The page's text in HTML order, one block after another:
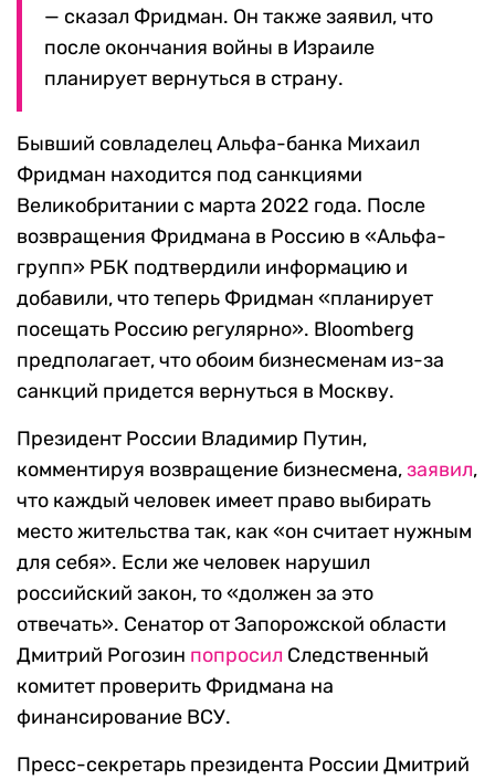
— сказал Фридман. Он также заявил, что
после окончания войны в Израиле
планирует вернуться в страну.
Бывший совладелец Альфа-банка Михаил
Фридман находится под санкциями
Великобритании с марта 2022 года. После
возвращения Фридмана в Россию в «Альфа-
групп» РБК подтвердили информацию и
добавили, что теперь Фридман «планирует
посещать Россию регулярно». Bloomberg
предполагает, что обоим бизнесменам из-за
санкций придется вернуться в Москву.
Президент России Владимир Путин,
комментируя возвращение бизнесмена,заявил,
что каждый человек имеет право выбирать
место жительства так, как «он считает нужным
для себя». Если же человек нарушил
российский закон, то «должен за это
отвечать». Сенатор от Запорожской области
Дмитрий Рогозин попросил Следственный
комитет проверить Фридмана на
финансирование ВСУ.
Пресс-секретарь президента России Дмитрий